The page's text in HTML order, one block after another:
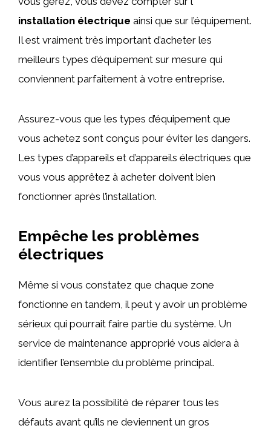
installation électrique ainsi que sur l’équipement.
Il est vraiment très important d’acheter les
meilleurs types d’équipement sur mesure qui
conviennent parfaitement à votre entreprise.
Assurez-vous que les types d’équipement que
vous achetez sont conçus pour éviter les dangers.
Les types d’appareils et d’appareils électriques que
vous vous apprêtez à acheter doivent bien
fonctionner après l’installation.
Empêche les problèmes
électriques
Même si vous constatez que chaque zone
fonctionne en tandem, il peut y avoir un problème
sérieux qui pourrait faire partie du système. Un
service de maintenance approprié vous aidera à
identifier l’ensemble du problème principal.
Vous aurez la possibilité de réparer tous les
défauts avant qu’ils ne deviennent un gros